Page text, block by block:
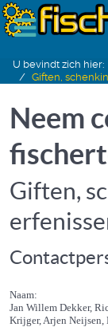
U bevindt zich hier:
Giften,
Neem
Giften,
Naam:
Jan Willem Dekker,
Krijger, Arjen Neijsen,